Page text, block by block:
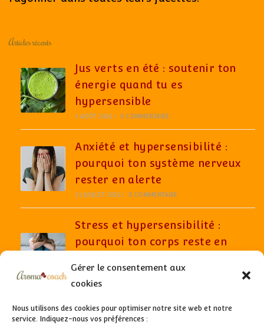
Gérer le consentement aux
cookies
Nous utilisons des cookies pour optimiser notre site web et notre
service. Indiquez-nous vos préférences :
Articles récents
Jus verts en été : soutenir ton
énergie quand tu es
hypersensible
5 AOÛT 2026 / 0 COMMENTAIRE
Anxiété et hypersensibilité :
pourquoi ton système nerveux
rester en alerte
25 JUILLET 2026 / 0 COMMENTAIRE
Stress et hypersensibilité :
pourquoi ton corps reste en
aller bien